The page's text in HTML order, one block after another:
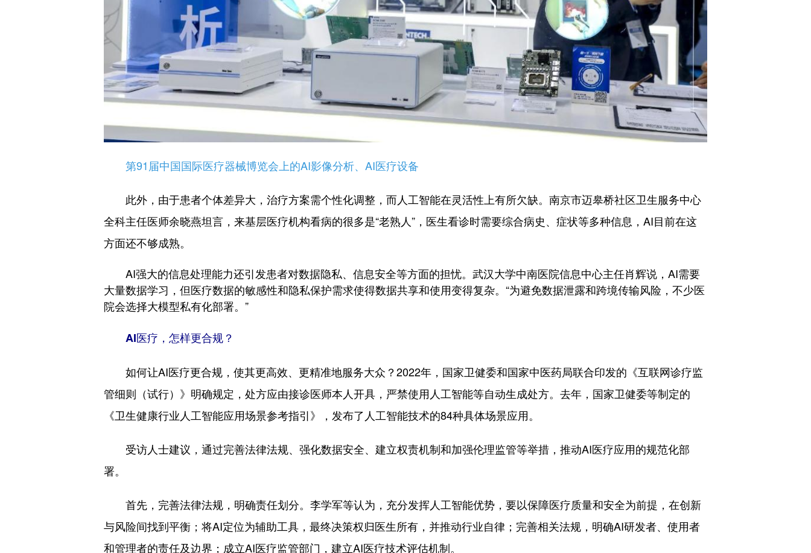
第91届中国国际医疗器械博览会上的AI影像分析、AI医疗设备
此外，由于患者个体差异大，治疗方案需个性化调整，而人工智能在灵活性上有所欠缺。南京市迈皋桥社区卫生服务中心
全科主任医师余晓燕坦言，来基层医疗机构看病的很多是“老熟人”，医生看诊时需要综合病史、症状等多种信息，AI目前在这
方面还不够成熟。
AI强大的信息处理能力还引发患者对数据隐私、信息安全等方面的担忧。武汉大学中南医院信息中心主任肖辉说，AI需要
大量数据学习，但医疗数据的敏感性和隐私保护需求使得数据共享和使用变得复杂。“为避免数据泄露和跨境传输风险，不少医
院会选择大模型私有化部署。”
AI医疗，怎样更合规？
如何让AI医疗更合规，使其更高效、更精准地服务大众？2022年，国家卫健委和国家中医药局联合印发的《互联网诊疗监
管细则（试行）》明确规定，处方应由接诊医师本人开具，严禁使用人工智能等自动生成处方。去年，国家卫健委等制定的
《卫生健康行业人工智能应用场景参考指引》，发布了人工智能技术的84种具体场景应用。
受访人士建议，通过完善法律法规、强化数据安全、建立权责机制和加强伦理监管等举措，推动AI医疗应用的规范化部
署。
首先，完善法律法规，明确责任划分。李学军等认为，充分发挥人工智能优势，要以保障医疗质量和安全为前提，在创新
与风险间找到平衡；将AI定位为辅助工具，最终决策权归医生所有，并推动行业自律；完善相关法规，明确AI研发者、使用者
和管理者的责任及边界；成立AI医疗监管部门，建立AI医疗技术评估机制。